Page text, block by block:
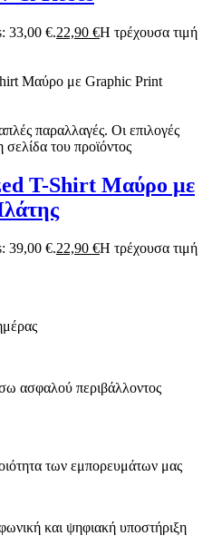
33,00 €.22,90 €Η τρέχουσα τιμή
παραλλαγές. Οι επιλογές
του προϊόντος
T-Shirt Μαύρο με
39,00 €.22,90 €Η τρέχουσα τιμή
ασφαλού περιβάλλοντος
των εμπορευμάτων μας
και ψηφιακή υποστήριξη